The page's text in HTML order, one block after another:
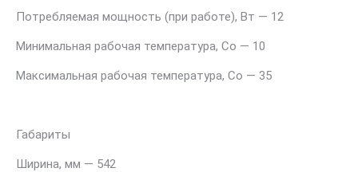
Потребляемая мощность (при работе), Вт — 12
Минимальная рабочая температура, Со — 10
Максимальная рабочая температура, Со — 35
Габариты
Ширина, мм — 542